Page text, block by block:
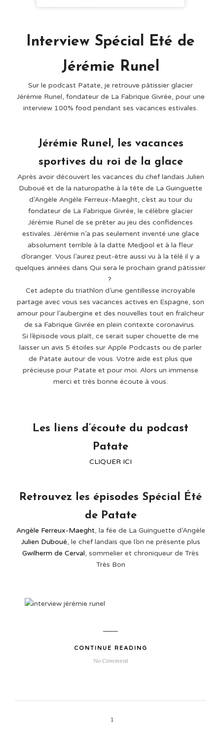
Interview Spécial Eté de
Jérémie Runel
Sur le podcast Patate, je retrouve pâtissier glacier
Jérémie Runel, fondateur de La Fabrique Givrée, pour une
interview 100% food pendant ses vacances estivales.
Jérémie Runel, les vacances
sportives du roi de la glace
Après avoir découvert les vacances du chef landais Julien
Duboué et de la naturopathe à la tête de La Guinguette
d’Angèle Angèle Ferreux-Maeght, c’est au tour du
fondateur de La Fabrique Givrée, le célèbre glacier
Jérémie Runel de se prêter au jeu des confidences
estivales. Jérémie n’a pas seulement inventé une glace
absolument terrible à la datte Medjool et à la fleur
d’oranger. Vous l’aurez peut-être aussi vu à la télé il y a
quelques années dans Qui sera le prochain grand pâtissier
?
Cet adepte du triathlon d’une gentillesse incroyable
partage avec vous ses vacances actives en Espagne, son
amour pour l’aubergine et des nouvelles tout en fraîcheur
de sa Fabrique Givrée en plein contexte coronavirus.
Si l’épisode vous plaît, ce serait super chouette de me
laisser un avis 5 étoiles sur Apple Podcasts ou de parler
de Patate autour de vous. Votre aide est plus que
précieuse pour Patate et pour moi. Alors un immense
merci et très bonne écoute à vous.
Les liens d’écoute du podcast
Patate
CLIQUER ICI
Retrouvez les épisodes Spécial Été
de Patate
Angèle Ferreux-Maeght, la fée de La Guinguette d’Angèle
Julien Duboué, le chef landais que l’on ne présente plus
Gwilherm de Cerval, sommelier et chroniqueur de Très
Très Bon
CONTINUE READING
No Comment
1